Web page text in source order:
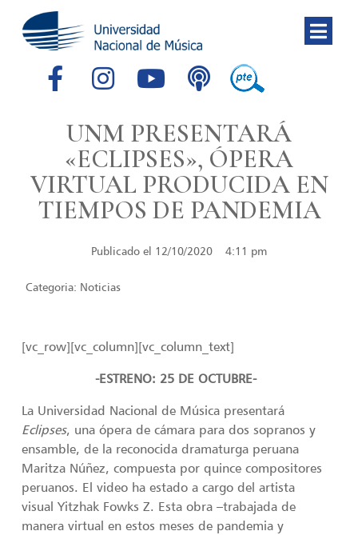
UNM PRESENTARÁ
«ECLIPSES», ÓPERA
VIRTUAL PRODUCIDA EN
TIEMPOS DE PANDEMIA
Publicado el 12/10/2020 4:11 pm
Categoria: Noticias
[vc_row][vc_column][vc_column_text]
-ESTRENO: 25 DE OCTUBRE-
La Universidad Nacional de Música presentará
Eclipses, una ópera de cámara para dos sopranos y
ensamble, de la reconocida dramaturga peruana
Maritza Núñez, compuesta por quince compositores
peruanos. El video ha estado a cargo del artista
visual Yitzhak Fowks Z. Esta obra –trabajada de
manera virtual en estos meses de pandemia y